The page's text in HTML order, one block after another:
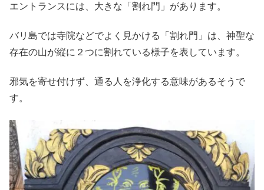
エントランスには、大きな「割れ門」があります。
バリ島では寺院などでよく見かける「割れ門」は、神聖な
存在の山が縦に２つに割れている様子を表しています。
邪気を寄せ付けず、通る人を浄化する意味があるそうで
す。